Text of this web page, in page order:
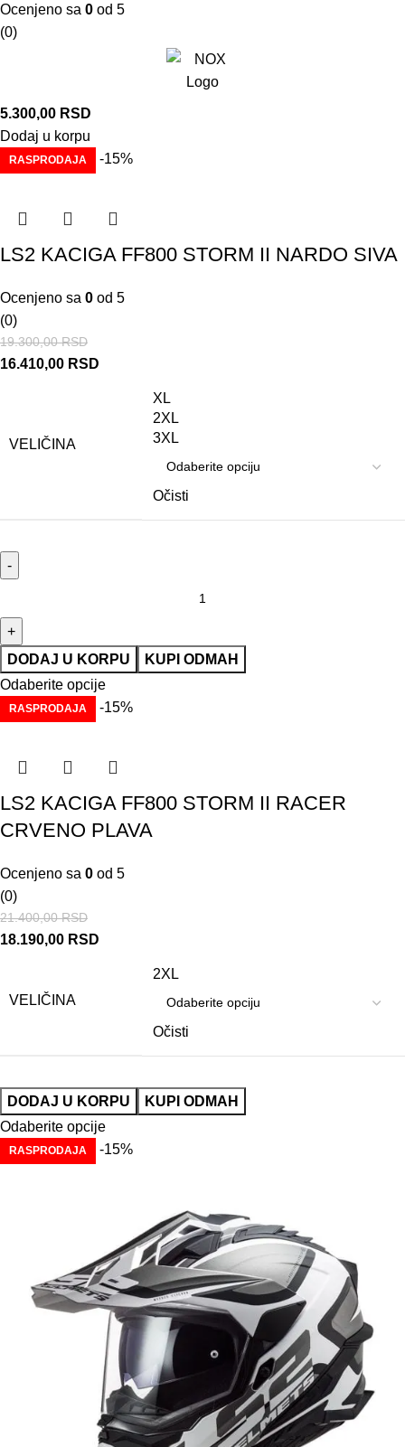
Ocenjeno sa 0 od 5
(0)
5.300,00 RSD
Dodaj u korpu
RASPRODAJA -15%
LS2 KACIGA FF800 STORM II NARDO SIVA
Ocenjeno sa 0 od 5
(0)
19.300,00RSD
16.410,00 RSD
VELIČINA
XL
2XL
3XL
Očisti
DODAJ U KORPU
KUPI ODMAH
Odaberite opcije
RASPRODAJA -15%
LS2 KACIGA FF800 STORM II RACER
CRVENO PLAVA
Ocenjeno sa 0 od 5
(0)
21.400,00RSD
18.190,00 RSD
VELIČINA
2XL
Očisti
DODAJ U KORPU
KUPI ODMAH
Odaberite opcije
RASPRODAJA -15%